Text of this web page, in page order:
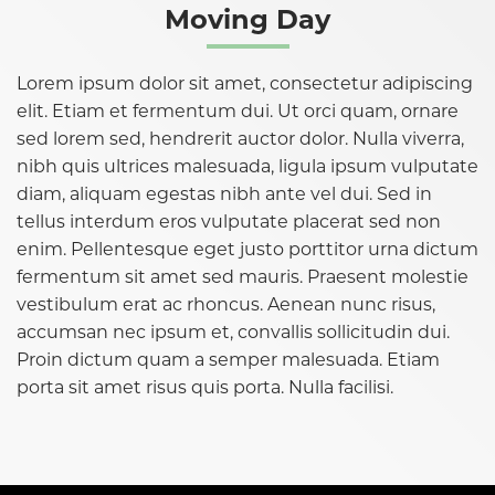
Moving Day
Lorem ipsum dolor sit amet, consectetur adipiscing
elit. Etiam et fermentum dui. Ut orci quam, ornare
sed lorem sed, hendrerit auctor dolor. Nulla viverra,
nibh quis ultrices malesuada, ligula ipsum vulputate
diam, aliquam egestas nibh ante vel dui. Sed in
tellus interdum eros vulputate placerat sed non
enim. Pellentesque eget justo porttitor urna dictum
fermentum sit amet sed mauris. Praesent molestie
vestibulum erat ac rhoncus. Aenean nunc risus,
accumsan nec ipsum et, convallis sollicitudin dui.
Proin dictum quam a semper malesuada. Etiam
porta sit amet risus quis porta. Nulla facilisi.